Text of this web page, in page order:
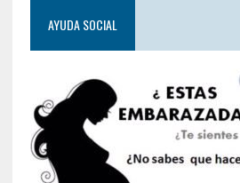
AYUDA SOCIAL